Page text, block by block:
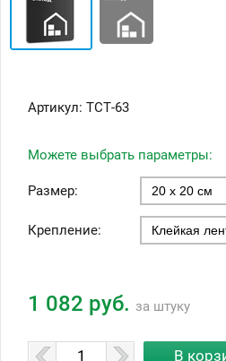
Артикул: ТСТ-63
Можете выбрать параметры:
Размер:
Крепление:
1 082 руб. за штуку